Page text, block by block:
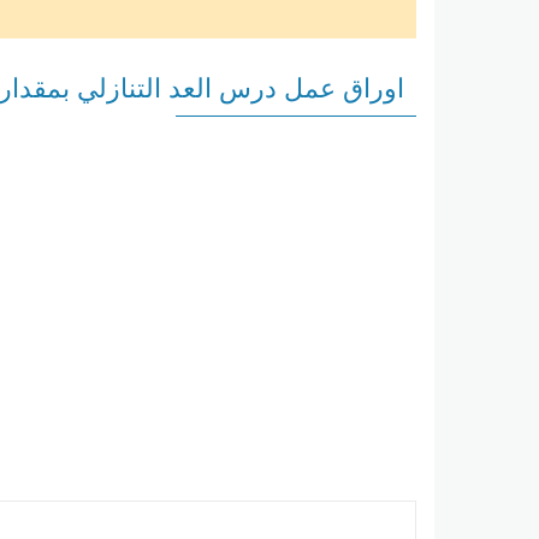
اوراق عمل درس العد التنازلي بمقدار 1 او 2 او 3 رياضيات للصف